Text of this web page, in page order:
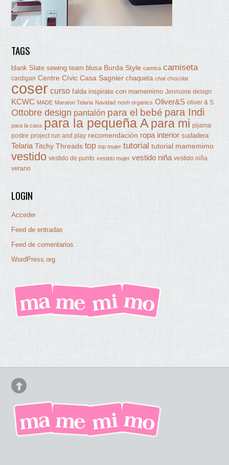
TAGS
blank Slate sewing team blusa Burda Style camisa camiseta
cardigan Centre Cívic Casa Sagnier chaqueta chat chocolat
coser curso falda inspirate con mamemimo Jennuine design
KCWC MADE Maraton Telaria Navidad nosh organics Oliver&S oliver & S
Ottobre design pantalón para el bebé para Indi
para la casa para la pequeña A para mi pijama
postre project run and play recomendación ropa interior sudadera
Telaria Titchy Threads top top mujer tutorial tutorial mamemimo
vestido vestido de punto vestido mujer vestido niña vestido niña
verano
LOGIN
Acceder
Feed de entradas
Feed de comentarios
WordPress.org